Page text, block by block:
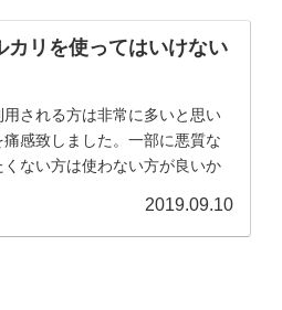
カリを使ってはいけない
される方は非常に多いと思い
感致しました。一部に悪質な
ない方は使わない方が良いか
2019.09.10